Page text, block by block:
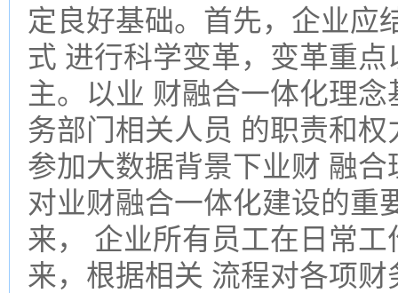
定良好基础。首先，企业应
式 进行科学变革，变革重
主。以业 财融合一体化理
务部门相关人员 的职责和
参加大数据背景下业财 融
对业财融合一体化建设的重
来， 企业所有员工在日常
来，根据相关 流程对各项